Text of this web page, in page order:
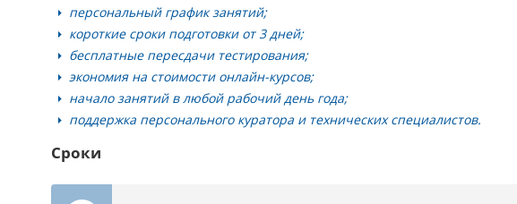
персональный график занятий;
короткие сроки подготовки от 3 дней;
бесплатные пересдачи тестирования;
экономия на стоимости онлайн-курсов;
начало занятий в любой рабочий день года;
поддержка персонального куратора и технических специалистов.
Сроки